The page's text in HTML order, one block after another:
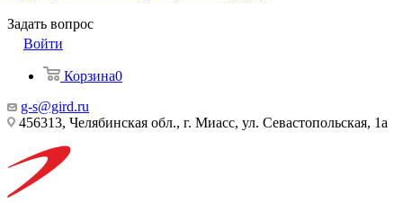
Задать вопрос
Войти
Корзина0
g-s@gird.ru
456313, Челябинская обл., г. Миасс, ул. Севастопольская, 1а